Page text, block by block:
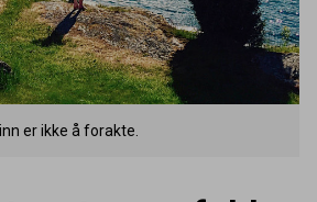
er ikke å forakte.